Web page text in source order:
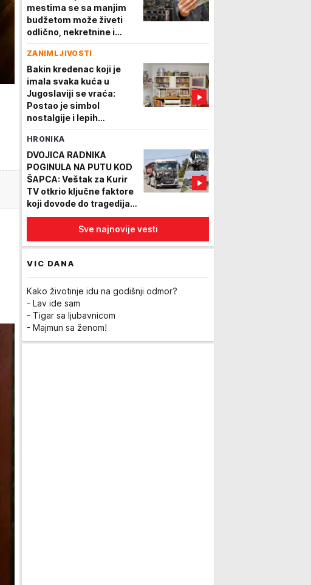
mestima se sa manjim
budžetom može živeti
odlično, nekretnine i
drastično manje koštaju
ZANIMLJIVOSTI
Bakin kredenac koji je
imala svaka kuća u
Jugoslaviji se vraća:
Postao je simbol
nostalgije i lepih
masovno ponovo kupuju
HRONIKA
DVOJICA RADNIKA
POGINULA NA PUTU KOD
ŠAPCA: Veštak za Kurir
TV otkrio ključne faktore
koji dovode do tragedija:
"Vozaču može da padne
mrak na oči od umora"
Sve najnovije vesti
VIC DANA
Kako životinje idu na godišnji odmor?
- Lav ide sam
- Tigar sa ljubavnicom
- Majmun sa ženom!